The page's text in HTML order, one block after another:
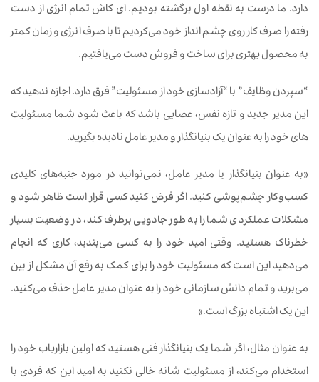
دارد. ما درست به نقطه اول برگشته بودیم. ای کاش تمام انرژی از دست
رفته را صرف کار روی چشم انداز خود می‌کردیم تا با صرف انرژی و زمان کمتر
به محصول بهتری برای ساخت و فروش دست می‌یافتیم.
“سپردن وظایف” با “آزادسازی خود از مسئولیت” فرق دارد. اجازه ندهید که
این مدیر جدید و تازه نفس، عصایی باشد که باعث شود شما مسئولیت
های خود را به عنوان یک بنیانگذار و مدیر عامل نادیده بگیرید.
«به عنوان بنیانگذار یا مدیر عامل، نمی‌توانید در مورد جنبه‌های کلیدی
کسب‌وکار چشم‌پوشی کنید. اگر فرض کنید کسی قرار است ظاهر شود و
مشکلات عملکردی شما را به طور جادویی برطرف کند، در وضعیت بسیار
خطرناک هستید. وقتی امید خود را به کسی می‌بندید، کاری که انجام
می‌دهید این است که مسئولیت خود را برای کمک به رفع آن مشکل از بین
می‌برید و تمام دانش سازمانی خود را به عنوان مدیر عامل حذف می‌کنید.
این یک اشتباه بزرگ است.»
به عنوان مثال، اگر شما یک بنیانگذار فنی هستید که اولین بازاریاب خود را
استخدام می‌کند، از مسئولیت شانه خالی نکنید به امید این که فردی با